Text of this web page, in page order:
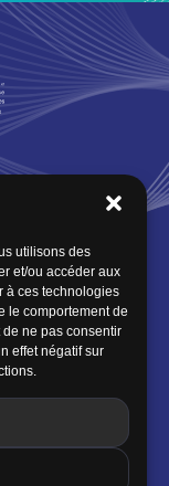
utilisons des
et/ou accéder aux
à ces technologies
le comportement de
ne pas consentir
effet négatif sur